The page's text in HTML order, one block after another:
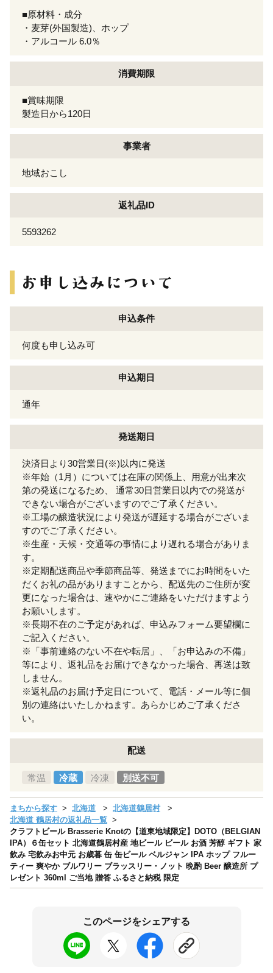
■原材料・成分
・麦芽(外国製造)、ホップ
・アルコール 6.0％
消費期限
■賞味期限
製造日から120日
事業者
地域おこし
返礼品ID
5593262
申込条件
何度も申し込み可
申込期日
通年
発送期日
決済日より30営業日(※)以内に発送
※年始（1月）については在庫の関係上、用意が出来次
第の発送になるため、 通常30日営業日以内での発送が
できない場合がございますのでご了承ください。
※工場の醸造状況により発送が遅延する場合がございま
すのでご了承ください。
※生産・天候・交通等の事情により遅れる場合がありま
す。
※定期配送商品や季節商品等、発送までにお時間をいた
だくお礼の品がありますことから、配送先のご住所が変
更になった場合は、速やかにご連絡をいただけますよう
お願いします。
※長期不在のご予定があれば、申込みフォーム要望欄に
ご記入ください。
※「事前連絡のない不在や転居」、「お申込みの不備」
等により、返礼品をお届けできなかった場合、再送は致
しません。
※返礼品のお届け予定日について、電話・メール等に個
別の連絡はいたしかねます。あらかじめご了承くださ
い。
配送
常温 冷蔵 冷凍 別送不可
まちから探す 北海道
北海道鶴居村
北海道 鶴居村の返礼品一覧
クラフトビール Brasserie Knotの【道東地域限定】DOTO（BELGIAN
IPA）６缶セット 北海道鶴居村産 地ビール ビール お酒 芳醇 ギフト 家
飲み 宅飲みお中元 お歳暮 缶 缶ビール ベルジャン IPA ホップ フルー
ティー 爽やか ブルワリー ブラッスリー・ノット 晩酌 Beer 醸造所 プ
レゼント 360ml ご当地 贈答 ふるさと納税 限定
このページをシェアする